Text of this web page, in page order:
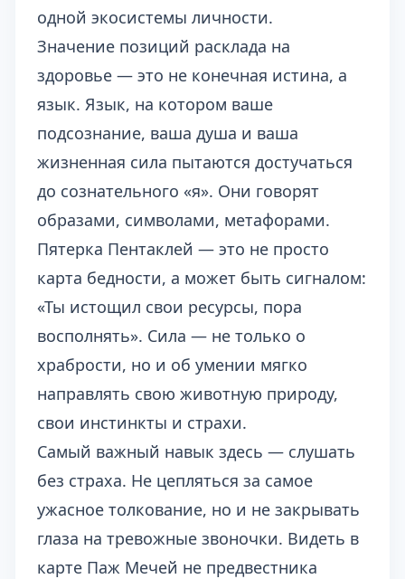
одной экосистемы личности.
Значение позиций расклада на
здоровье — это не конечная истина, а
язык. Язык, на котором ваше
подсознание, ваша душа и ваша
жизненная сила пытаются достучаться
до сознательного «я». Они говорят
образами, символами, метафорами.
Пятерка Пентаклей — это не просто
карта бедности, а может быть сигналом:
«Ты истощил свои ресурсы, пора
восполнять». Сила — не только о
храбрости, но и об умении мягко
направлять свою животную природу,
свои инстинкты и страхи.
Самый важный навык здесь — слушать
без страха. Не цепляться за самое
ужасное толкование, но и не закрывать
глаза на тревожные звоночки. Видеть в
карте Паж Мечей не предвестника